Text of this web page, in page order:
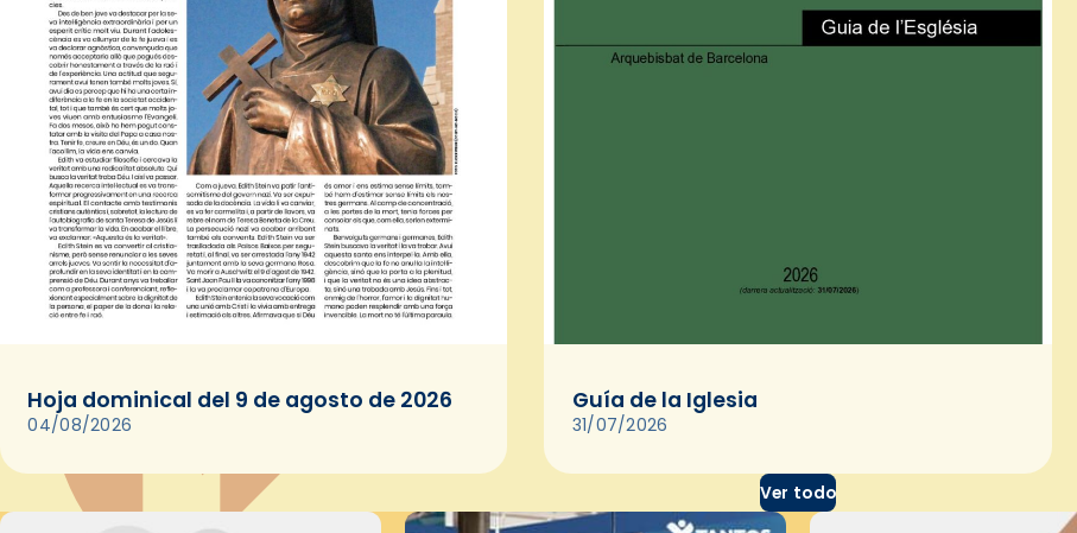
Hoja dominical del 9 de agosto de 2026
04/08/2026
Guía de la Iglesia
31/07/2026
Ver todo